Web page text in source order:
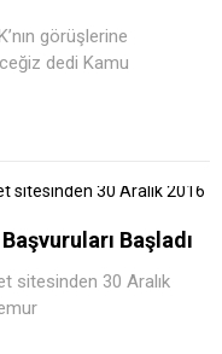
görüşlerine
dedi Kamu
Başladı
sitesinden 30 Aralık